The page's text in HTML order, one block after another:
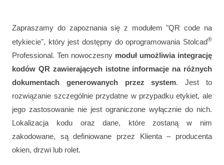
Zapraszamy do zapoznania się z modułem "QR code na
etykiecie", który jest dostępny do oprogramowania Stolcad®
Professional. Ten nowoczesny moduł umożliwia integrację
kodów QR zawierających istotne informacje na różnych
dokumentach generowanych przez system. Jest to
rozwiązanie szczególnie przydatne w przypadku etykiet, ale
jego zastosowanie nie jest ograniczone wyłącznie do nich.
Lokalizacja kodu oraz dane, które zostaną w nim
zakodowane, są definiowane przez Klienta ‒ producenta
okien, drzwi lub rolet.